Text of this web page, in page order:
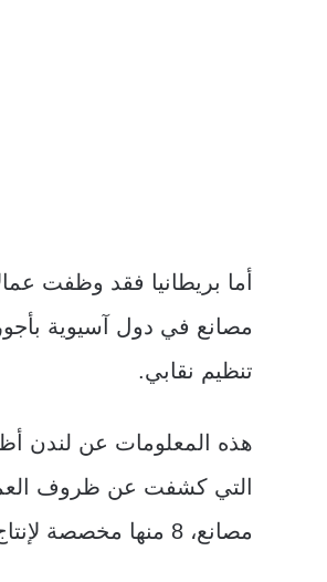
أما بريطانيا فقد وظفت
مصانع في دول آسيوية
تنظيم نقابي.
مصانع، 8 منها مخصصة لإنتاج سلع متعلقة بالألعاب الأولمبية، في الصين والفلبين وسريلانكا.